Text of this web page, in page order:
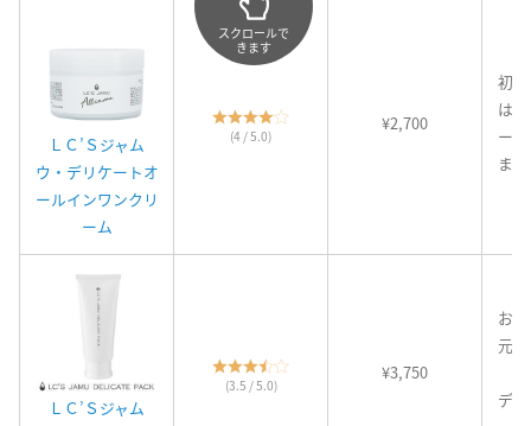
ＬＣ’Ｓジャム
ウ・デリケートオ
ールインワンクリ
ーム
(4 / 5.0)
¥2,700
初
は
ー
ま
ＬＣ’Ｓジャム
(3.5 / 5.0)
¥3,750
お
元
デ
スクロールで
きます